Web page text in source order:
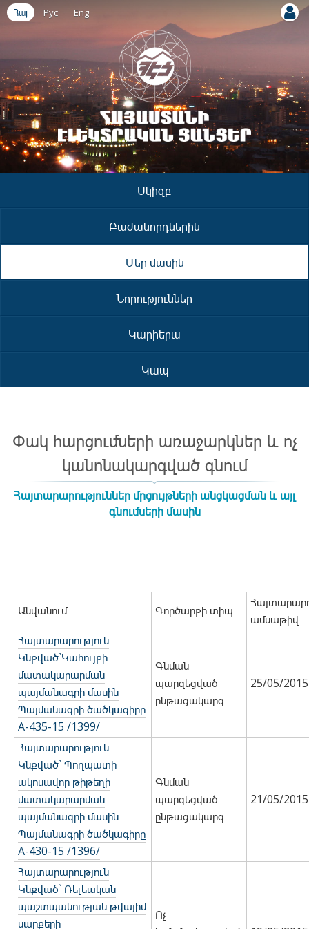
Հայ Рус Eng
Սկիզբ
Բաժանորդներին
Մեր մասին
Նորություններ
Կարիերա
Կապ
Փակ հարցումների առաջարկներ և ոչ
կանոնակարգված գնում
Հայտարարություններ մրցույթների անցկացման և այլ
գնումների մասին
Անվանում Գործարքի տիպ
ամսաթիվ
Հայտարարություն
Կնքված`Կահույքի
մատակարարման
պայմանագրի մասին
Պայմանագրի ծածկագիրը
A-435-15 /1399/
Գնման
պարզեցված
ընթացակարգ
25/05/2015
Հայտարարություն
Կնքված` Պողպատի
ակոսավոր թիթեղի
մատակարարման
պայմանագրի մասին
Պայմանագրի ծածկագիրը
A-430-15 /1396/
Գնման
պարզեցված
ընթացակարգ
21/05/2015
Հայտարարություն
Կնքված` Ռելեական
պաշտպանության թվայիմ
սարքերի
Ոչ